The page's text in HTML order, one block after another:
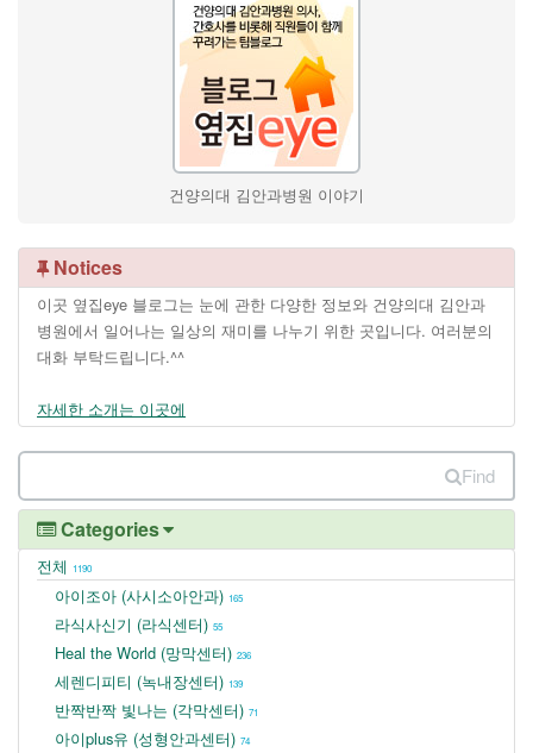
건양의대 김안과병원 이야기
Notices
이곳 옆집eye 블로그는 눈에 관한 다양한 정보와 건양의대 김안과
병원에서 일어나는 일상의 재미를 나누기 위한 곳입니다. 여러분의
대화 부탁드립니다.^^
자세한 소개는 이곳에
Find
Categories
전체 1190
아이조아 (사시소아안과) 165
라식사신기 (라식센터) 55
Heal the World (망막센터) 236
세렌디피티 (녹내장센터) 139
반짝반짝 빛나는 (각막센터) 71
아이plus유 (성형안과센터) 74